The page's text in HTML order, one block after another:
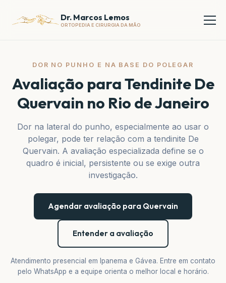
Dr. Marcos Lemos
ORTOPEDIA E CIRURGIA DA MÃO
DOR NO PUNHO E NA BASE DO POLEGAR
Avaliação para Tendinite De
Quervain no Rio de Janeiro
Dor na lateral do punho, especialmente ao usar o
polegar, pode ter relação com a tendinite De
Quervain. A avaliação especializada define se o
quadro é inicial, persistente ou se exige outra
investigação.
Agendar avaliação para Quervain
Entender a avaliação
Atendimento presencial em Ipanema e Gávea. Entre em contato
pelo WhatsApp e a equipe orienta o melhor local e horário.